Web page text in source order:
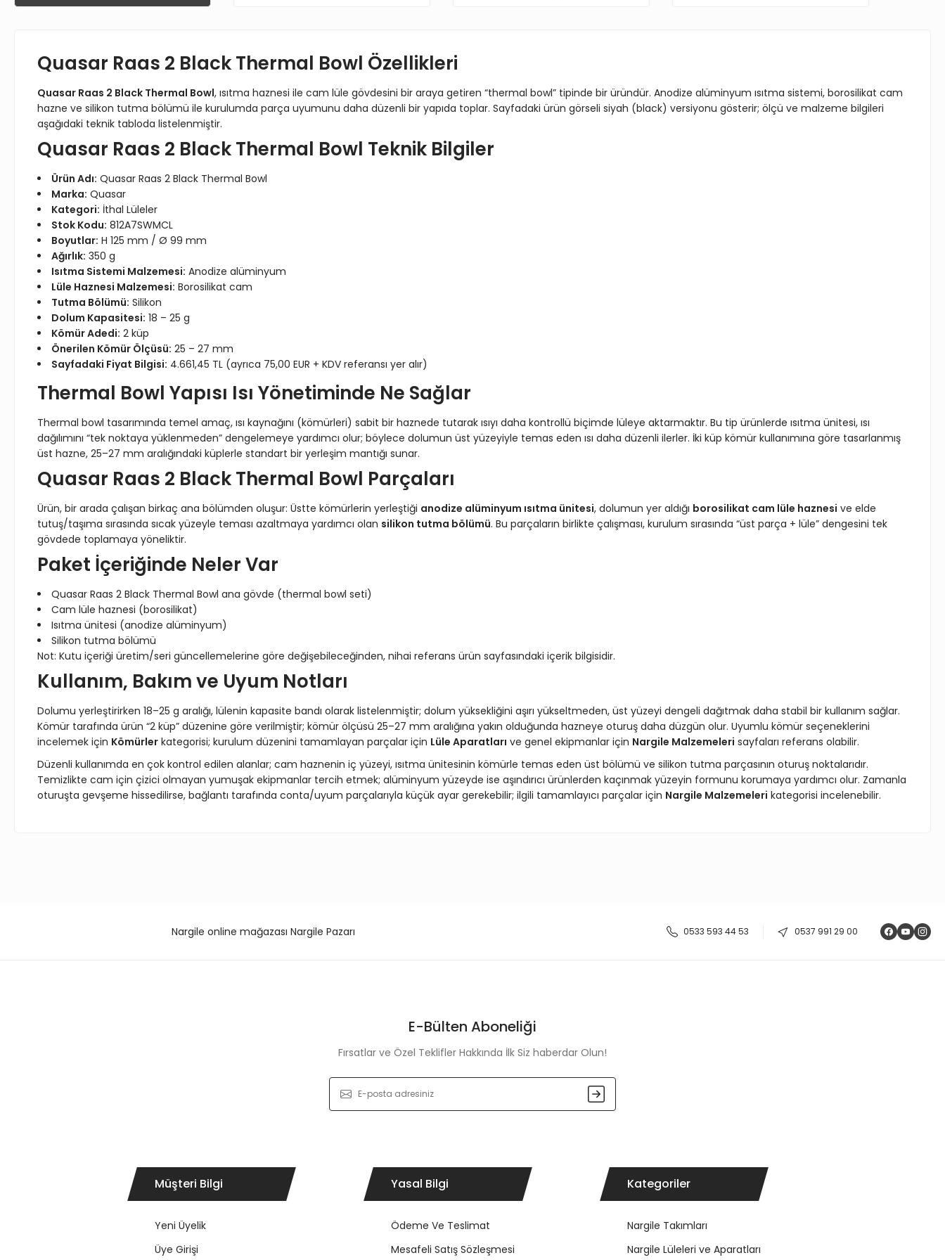
Quasar Raas 2 Black Thermal Bowl Özellikleri
Quasar Raas 2 Black Thermal Bowl, ısıtma haznesi ile cam lüle gövdesini bir araya getiren “thermal bowl” tipinde bir üründür. Anodize alüminyum ısıtma sistemi, borosilikat cam
hazne ve silikon tutma bölümü ile kurulumda parça uyumunu daha düzenli bir yapıda toplar. Sayfadaki ürün görseli siyah (black) versiyonu gösterir; ölçü ve malzeme bilgileri
aşağıdaki teknik tabloda listelenmiştir.
Quasar Raas 2 Black Thermal Bowl Teknik Bilgiler
Ürün Adı: Quasar Raas 2 Black Thermal Bowl
Marka: Quasar
Kategori: İthal Lüleler
Stok Kodu: 812A7SWMCL
Boyutlar: H 125 mm / Ø 99 mm
Ağırlık: 350 g
Isıtma Sistemi Malzemesi: Anodize alüminyum
Lüle Haznesi Malzemesi: Borosilikat cam
Tutma Bölümü: Silikon
Dolum Kapasitesi: 18 – 25 g
Kömür Adedi: 2 küp
Önerilen Kömür Ölçüsü: 25 – 27 mm
Sayfadaki Fiyat Bilgisi: 4.661,45 TL (ayrıca 75,00 EUR + KDV referansı yer alır)
Thermal Bowl Yapısı Isı Yönetiminde Ne Sağlar
Thermal bowl tasarımında temel amaç, ısı kaynağını (kömürleri) sabit bir haznede tutarak ısıyı daha kontrollü biçimde lüleye aktarmaktır. Bu tip ürünlerde ısıtma ünitesi, ısı
dağılımını “tek noktaya yüklenmeden” dengelemeye yardımcı olur; böylece dolumun üst yüzeyiyle temas eden ısı daha düzenli ilerler. İki küp kömür kullanımına göre tasarlanmış
üst hazne, 25–27 mm aralığındaki küplerle standart bir yerleşim mantığı sunar.
Quasar Raas 2 Black Thermal Bowl Parçaları
Ürün, bir arada çalışan birkaç ana bölümden oluşur: Üstte kömürlerin yerleştiği anodize alüminyum ısıtma ünitesi, dolumun yer aldığı borosilikat cam lüle haznesi ve elde
tutuş/taşıma sırasında sıcak yüzeyle teması azaltmaya yardımcı olan silikon tutma bölümü. Bu parçaların birlikte çalışması, kurulum sırasında “üst parça + lüle” dengesini tek
gövdede toplamaya yöneliktir.
Paket İçeriğinde Neler Var
Quasar Raas 2 Black Thermal Bowl ana gövde (thermal bowl seti)
Cam lüle haznesi (borosilikat)
Isıtma ünitesi (anodize alüminyum)
Silikon tutma bölümü
Not: Kutu içeriği üretim/seri güncellemelerine göre değişebileceğinden, nihai referans ürün sayfasındaki içerik bilgisidir.
Kullanım, Bakım ve Uyum Notları
Dolumu yerleştirirken 18–25 g aralığı, lülenin kapasite bandı olarak listelenmiştir; dolum yüksekliğini aşırı yükseltmeden, üst yüzeyi dengeli dağıtmak daha stabil bir kullanım sağlar.
Kömür tarafında ürün “2 küp” düzenine göre verilmiştir; kömür ölçüsü 25–27 mm aralığına yakın olduğunda hazneye oturuş daha düzgün olur. Uyumlu kömür seçeneklerini
incelemek için Kömürler kategorisi; kurulum düzenini tamamlayan parçalar için Lüle Aparatları ve genel ekipmanlar için Nargile Malzemeleri sayfaları referans olabilir.
Düzenli kullanımda en çok kontrol edilen alanlar; cam haznenin iç yüzeyi, ısıtma ünitesinin kömürle temas eden üst bölümü ve silikon tutma parçasının oturuş noktalarıdır.
Temizlikte cam için çizici olmayan yumuşak ekipmanlar tercih etmek; alüminyum yüzeyde ise aşındırıcı ürünlerden kaçınmak yüzeyin formunu korumaya yardımcı olur. Zamanla
oturuşta gevşeme hissedilirse, bağlantı tarafında conta/uyum parçalarıyla küçük ayar gerekebilir; ilgili tamamlayıcı parçalar için Nargile Malzemeleri kategorisi incelenebilir.
Ürün açıklamasında eksik bilgiler bulunuyor.
Nargile online mağazası Nargile Pazarı 0533 593 44 53 0537 991 29 00
E-Bülten Aboneliği
Fırsatlar ve Özel Teklifler Hakkında İlk Siz haberdar Olun!
Müşteri Bilgi
Yeni Üyelik
Üye Girişi
Yasal Bilgi
Ödeme Ve Teslimat
Mesafeli Satış Sözleşmesi
Kategoriler
Nargile Takımları
Nargile Lüleleri ve Aparatları